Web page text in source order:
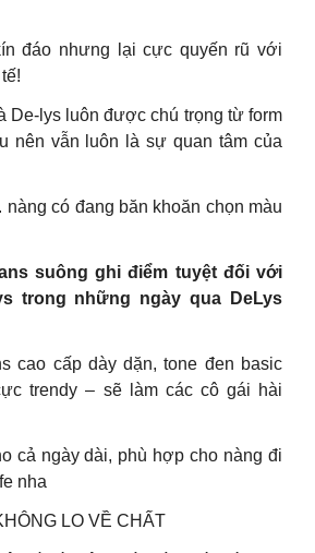
đáo nhưng lại cực quyến rũ với
De-lys luôn được chú trọng từ form
nên vẫn luôn là sự quan tâm của
nàng có đang băn khoăn chọn màu
suông ghi điểm tuyệt đối với
trong những ngày qua DeLys
cao cấp dày dặn, tone đen basic
trendy – sẽ làm các cô gái hài
cả ngày dài, phù hợp cho nàng đi
nha
LO VỀ CHẤT